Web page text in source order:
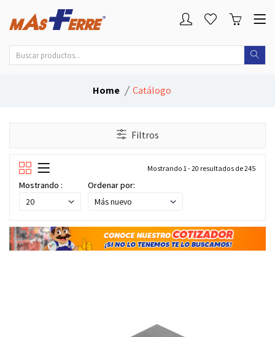
Home Catálogo
Filtros
Mostrando 1 - 20 resultados de 245
Mostrando : Ordenar por: